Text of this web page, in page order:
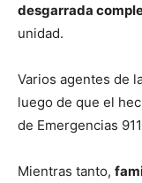
desgarrada
unidad.
Varios agentes de
luego de que el
de Emergencias
Mientras tanto,